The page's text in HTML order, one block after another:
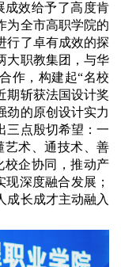
成效给予了高度肯
为全市高职学院的
行了卓有成效的探
大职教集团，与华
作，构建起“名校
期斩获法国设计奖
劲的原创设计实力
三点殷切希望：一
艺术、通技术、善
校企协同，推动产
现深度融合发展；
成长成才主动融入